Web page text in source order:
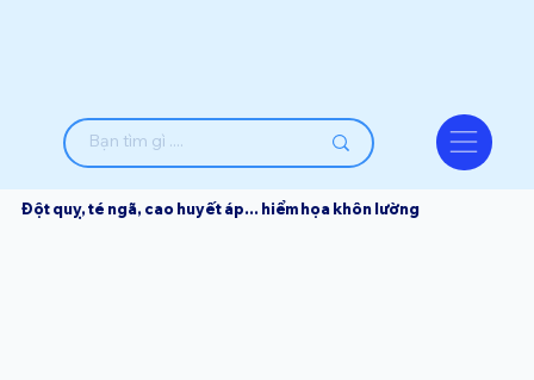
Đột quỵ, té ngã, cao huyết áp... hiểm họa khôn lường